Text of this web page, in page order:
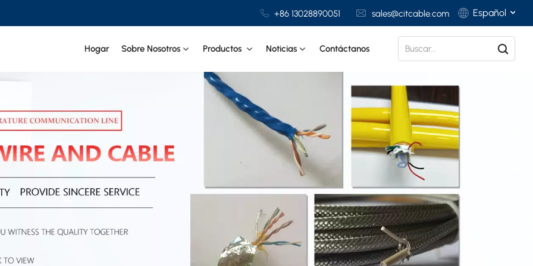
+86 13028890051 sales@citcable.com Español
Deutsch
Italiano
Español
Hogar Sobre Nosotros Productos Noticias Contáctanos